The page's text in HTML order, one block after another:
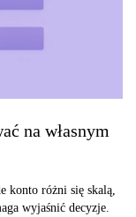
na własnym
konto różni się skalą,
wyjaśnić decyzje.